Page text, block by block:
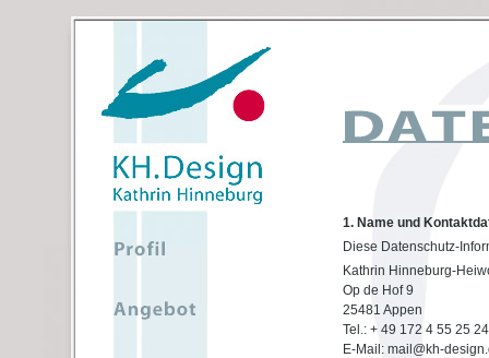
1. Name und
Diese Datenschutz-
Kathrin Hinneburg-
Op de Hof 9
25481 Appen
Tel.: + 49 172 4 55 25 24
E-Mail: mail@kh-